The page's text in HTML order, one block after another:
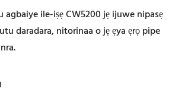
agbaiye ile-iṣẹ CW5200 jẹ ijuwe nipasẹ
daradara, nitorinaa o jẹ ẹya ẹrọ pipe